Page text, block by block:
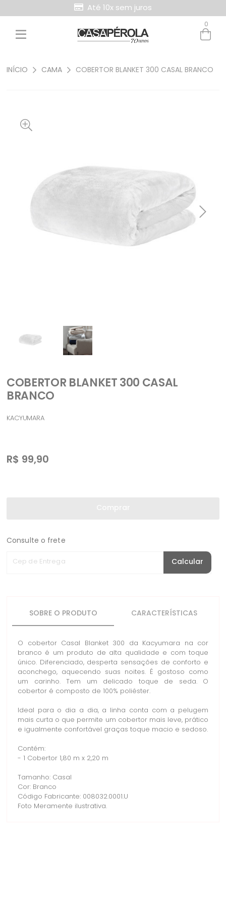
Entre com email ou cpf/cnpj
Até 10x sem juros
0
INÍCIO CAMA COBERTOR BLANKET 300 CASAL BRANCO
COBERTOR BLANKET 300 CASAL
BRANCO
KACYUMARA
R$ 99,90
Consulte o frete
Cep de Entrega Calcular
SOBRE O PRODUTO CARACTERÍSTICAS
O cobertor Casal Blanket 300 da Kacyumara na cor
branco é um produto de alta qualidade e com toque
único. Diferenciado, desperta sensações de conforto e
aconchego, aquecendo suas noites. É gostoso como
um carinho. Tem um delicado toque de seda. O
cobertor é composto de 100% poliéster.
Ideal para o dia a dia, a linha conta com a pelugem
mais curta o que permite um cobertor mais leve, prático
e igualmente confortável graças toque macio e sedoso.
Contém:
- 1 Cobertor 1,80 m x 2,20 m
Tamanho: Casal
Cor: Branco
Código Fabricante: 008032.0001.U
Foto Meramente ilustrativa.